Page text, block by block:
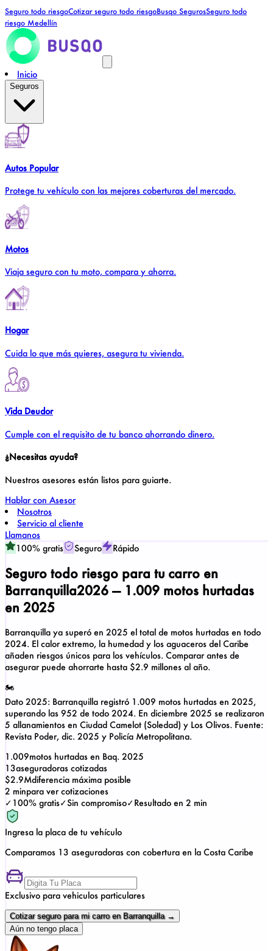
Seguro todo riesgoCotizar seguro todo riesgoBusqo SegurosSeguro todo
riesgo Medellín
Inicio
Seguros
Autos Popular
Protege tu vehículo con las mejores coberturas del mercado.
Motos
Viaja seguro con tu moto, compara y ahorra.
Hogar
Cuida lo que más quieres, asegura tu vivienda.
Vida Deudor
Cumple con el requisito de tu banco ahorrando dinero.
¿Necesitas ayuda?
Nuestros asesores están listos para guiarte.
Hablar con Asesor
Nosotros
Servicio al cliente
Llamanos
100% gratis
Seguro Rápido
Seguro todo riesgo para tu carro en
Barranquilla2026 — 1.009 motos hurtadas
en 2025
Barranquilla ya superó en 2025 el total de motos hurtadas en todo
2024. El calor extremo, la humedad y los aguaceros del Caribe
añaden riesgos únicos para los vehículos. Comparar antes de
asegurar puede ahorrarte hasta $2.9 millones al año.
🏍️
Dato 2025: Barranquilla registró 1.009 motos hurtadas en 2025,
superando las 952 de todo 2024. En diciembre 2025 se realizaron
5 allanamientos en Ciudad Camelot (Soledad) y Los Olivos. Fuente:
Revista Poder, dic. 2025 y Policía Metropolitana.
1.009motos hurtadas en Baq. 2025
13aseguradoras cotizadas
$2.9Mdiferencia máxima posible
2 minpara ver cotizaciones
✓ 100% gratis✓Sin compromiso✓Resultado en 2 min
Ingresa la placa de tu vehículo
Comparamos 13 aseguradoras con cobertura en la Costa Caribe
Exclusivo para vehiculos particulares
Cotizar seguro para mi carro en Barranquilla →
Aún no tengo placa